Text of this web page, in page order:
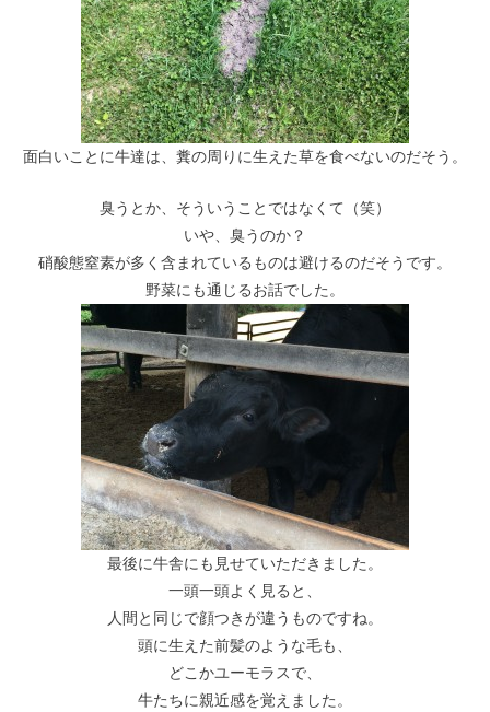
面白いことに牛達は、糞の周りに生えた草を食べないのだそう。
臭うとか、そういうことではなくて（笑）
いや、臭うのか？
硝酸態窒素が多く含まれているものは避けるのだそうです。
野菜にも通じるお話でした。
最後に牛舎にも見せていただきました。
一頭一頭よく見ると、
人間と同じで顔つきが違うものですね。
頭に生えた前髪のような毛も、
どこかユーモラスで、
牛たちに親近感を覚えました。